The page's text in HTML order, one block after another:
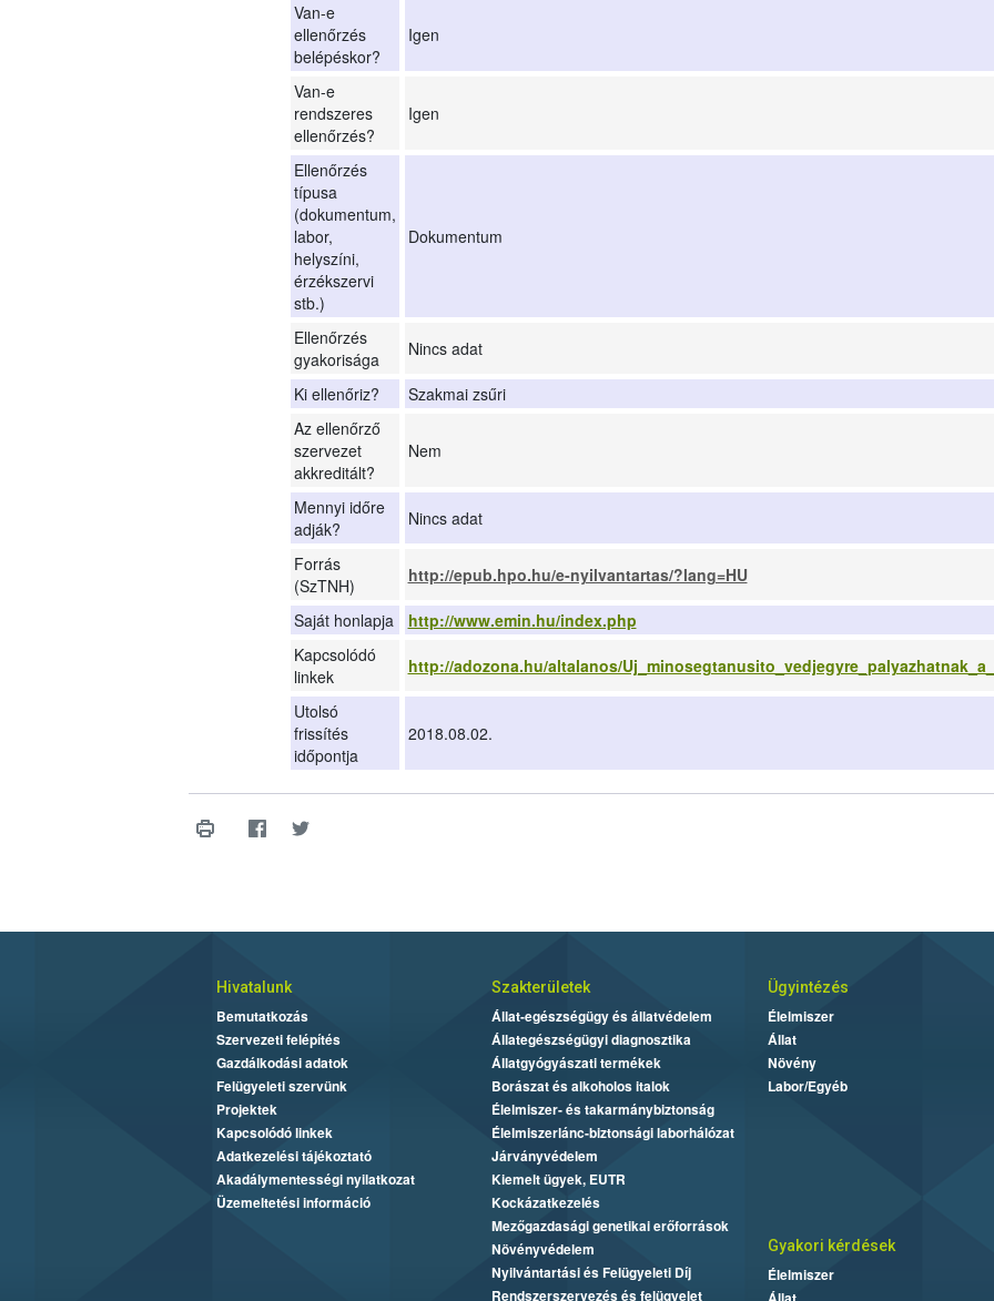
Van-e
ellenőrzés
belépéskor?
Igen
Van-e
rendszeres
ellenőrzés?
Igen
Ellenőrzés
típusa
(dokumentum,
labor,
helyszíni,
érzékszervi
stb.)
Dokumentum
Ellenőrzés
gyakorisága
Nincs adat
Ki ellenőriz?
Szakmai zsűri
Az ellenőrző
szervezet
akkreditált?
Nem
Mennyi időre
adják?
Nincs adat
Forrás
(SzTNH)
http://epub.hpo.hu/e-nyilvantartas/?lang=HU
Saját honlapja
http://www.emin.hu/index.php
Kapcsolódó
linkek
http://adozona.hu/altalanos/
Utolsó
frissítés
időpontja
2018.08.02.
Hivatalunk
Bemutatkozás
Szervezeti felépítés
Gazdálkodási adatok
Felügyeleti szervünk
Projektek
Kapcsolódó linkek
Adatkezelési tájékoztató
Akadálymentességi nyilatkozat
Üzemeltetési információ
Szakterületek
Állat-egészségügy és állatvédelem
Állategészségügyi diagnosztika
Állatgyógyászati termékek
Borászat és alkoholos italok
Élelmiszer- és takarmánybiztonság
Élelmiszerlánc-biztonsági laborhálózat
Járványvédelem
Kiemelt ügyek, EUTR
Kockázatkezelés
Mezőgazdasági genetikai erőforrások
Növényvédelem
Nyilvántartási és Felügyeleti Díj
Rendszerszervezés és felügyelet
Ügyintézés
Élelmiszer
Állat
Növény
Labor/Egyéb
Gyakori kérdések
Élelmiszer